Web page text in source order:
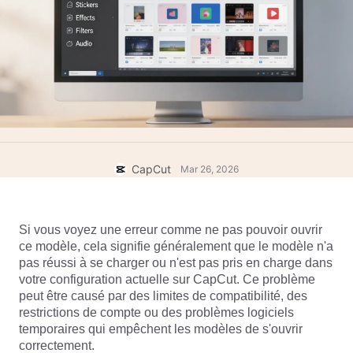
Texte et contenu audio
Légendes automatiques
Modèles de légendes
Reconnaissance vocale
Texte en discours
Amélioration de la voix
Réduction du bruit
Image
Marketing
Style de vie et vlogs
Conception personnalisée
Ressources
Tendances du marché
Principales sélections
Tendances et astuces en matière de modèles
Plus
Modèles par secteur
Modèles de récapitulatif
Centre de confiance
Salle de rédaction
Ouvrir CapCut
CapCut Mar 26, 2026
Si vous voyez une erreur comme ne pas pouvoir ouvrir
ce modèle, cela signifie généralement que le modèle n'a
pas réussi à se charger ou n'est pas pris en charge dans
votre configuration actuelle sur CapCut. Ce problème
peut être causé par des limites de compatibilité, des
restrictions de compte ou des problèmes logiciels
temporaires qui empêchent les modèles de s'ouvrir
correctement.